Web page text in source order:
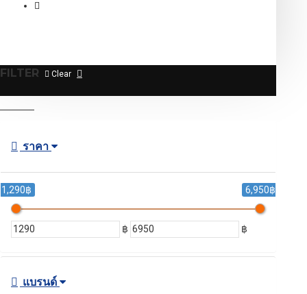
FILTER Clear
ราคา
1,290฿ 6,950฿
฿ ฿
แบรนด์